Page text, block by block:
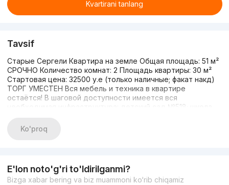
Kvartirani tanlang
Tavsif
Старые Сергели Квартира на земле Общая площадь: 51 м²
СРОЧНО Количество комнат: 2 Площадь квартиры: 30 м²
Стартовая цена: 32500 у.е (только наличные; факат накд)
ТОРГ УМЕСТЕН Вся мебель и техника в квартире
остаётся! В шаговой доступности имеется вся
необходимая инфраструктура: детский сад №518; школа
инфраструктура; Index базар и многое другое Контакты:
+998(90)971-45-52 Анвар +998(90)810-45-52 Камиль
Ko'proq
E'lon noto'g'ri to'ldirilganmi?
Bizga xabar bering va biz muammoni ko‘rib chiqamiz